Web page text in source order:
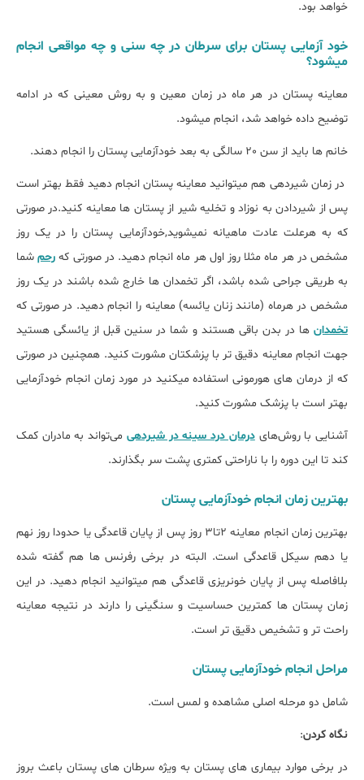
خواهد بود.
خود آزمایی پستان برای سرطان در چه سنی و چه مواقعی انجام
میشود؟
معاینه پستان در هر ماه در زمان معین و به روش معینی که در ادامه
توضیح داده خواهد شد، انجام میشود.
خانم ها باید از سن 20 سالگی به بعد خودآزمایی پستان را انجام دهند.
در زمان شیردهی هم میتوانید معاینه پستان انجام دهید فقط بهتر است
پس از شیردادن به نوزاد و تخلیه شیر از پستان ها معاینه کنید.در صورتی
که به هرعلت عادت ماهیانه نمیشوید,خودآزمایی پستان را در یک روز
مشخص در هر ماه مثلا روز اول هر ماه انجام دهید. در صورتی که رحمشما
به طریقی جراحی شده باشد، اگر تخمدان ها خارج شده باشند در یک روز
مشخص در هرماه (مانند زنان یائسه) معاینه را انجام دهید. در صورتی که
تخمدان ها در بدن باقی هستند و شما در سنین قبل از یائسگی هستید
جهت انجام معاینه دقیق تر با پزشکتان مشورت کنید. همچنین در صورتی
که از درمان های هورمونی استفاده میکنید در مورد زمان انجام خودآزمایی
بهتر است با پزشک مشورت کنید.
آشنایی با روش‌هایدرمان درد سینه در شیردهی می‌تواند به مادران کمک
کند تا این دوره را با ناراحتی کمتری پشت سر بگذارند.
بهترین زمان انجام خودآزمایی پستان
بهترین زمان انجام معاینه 2تا3 روز پس از پایان قاعدگی یا حدودا روز نهم
یا دهم سیکل قاعدگی است. البته در برخی رفرنس ها هم گفته شده
بلافاصله پس از پایان خونریزی قاعدگی هم میتوانید انجام دهید. در این
زمان پستان ها کمترین حساسیت و سنگینی را دارند در نتیجه معاینه
راحت تر و تشخیص دقیق تر است.
مراحل انجام خودآزمایی پستان
شامل دو مرحله اصلی مشاهده و لمس است.
نگاه کردن:
در برخی موارد بیماری های پستان به ویژه سرطان های پستان باعث بروز